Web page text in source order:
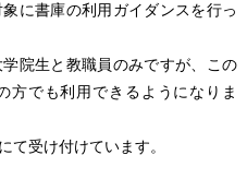
に書庫の利用ガイダンスを行っ
院生と教職員のみですが、この
方でも利用できるようになりま
て受け付けています。